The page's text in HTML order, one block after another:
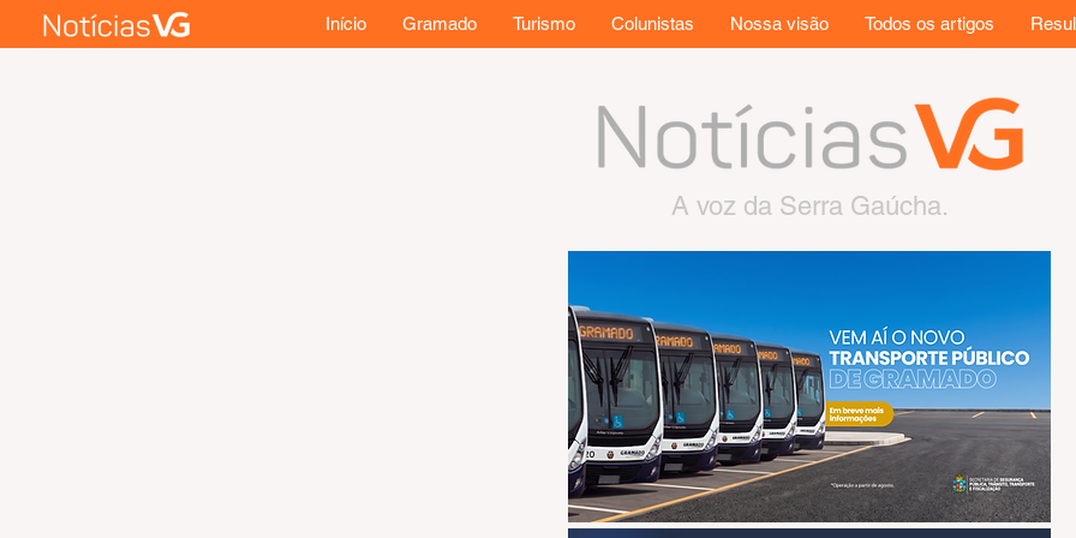
Início Gramado Turismo Colunistas Nossa visão Todos os artigos
A voz da Serra Gaúcha.